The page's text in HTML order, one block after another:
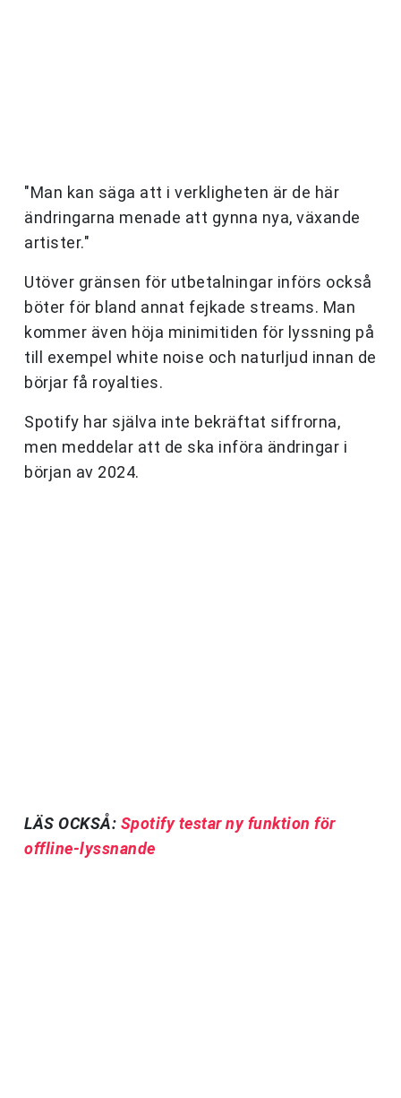
"Man kan säga att i verkligheten är de här
ändringarna menade att gynna nya, växande
artister."
Utöver gränsen för utbetalningar införs också
böter för bland annat fejkade streams. Man
kommer även höja minimitiden för lyssning på
till exempel white noise och naturljud innan de
börjar få royalties.
Spotify har själva inte bekräftat siffrorna,
men meddelar att de ska införa ändringar i
början av 2024.
LÄS OCKSÅ: Spotify testar ny funktion för
offline-lyssnande